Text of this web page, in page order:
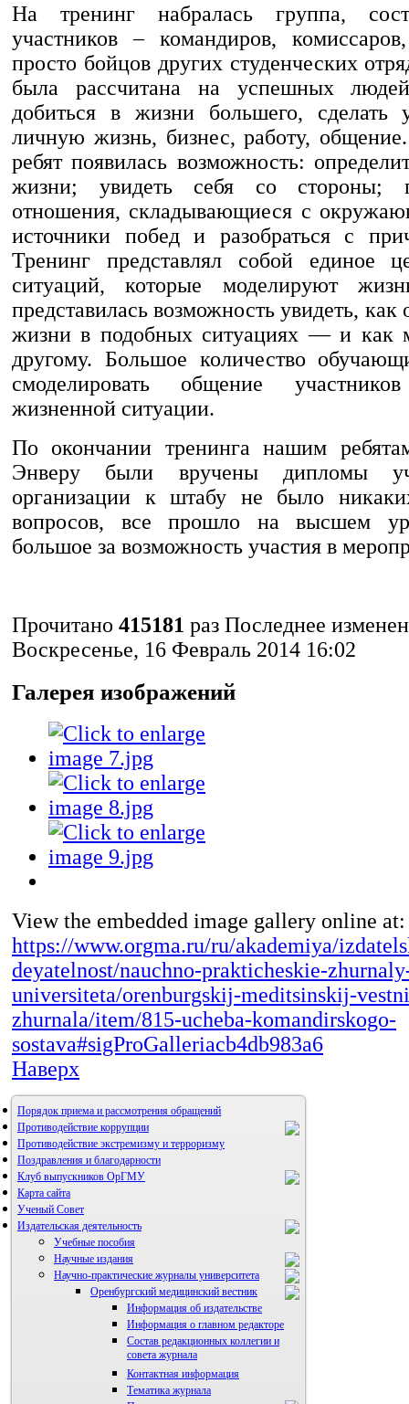
На тренинг набралась группа,
участников – командиров,
просто бойцов других студенческих
была рассчитана на успешных
добиться в жизни большего, сделать
личную жизнь, бизнес, работу,
ребят появилась возможность:
жизни; увидеть себя со стороны;
отношения, складывающиеся с
источники побед и разобраться с
Тренинг представлял собой единое
ситуаций, которые моделируют
представилась возможность увидеть, как
жизни в подобных ситуациях — и как
другому. Большое количество
смоделировать общение
жизненной ситуации.
По окончании тренинга нашим
Энверу были вручены дипломы
организации к штабу не было
вопросов, все прошло на высшем
большое за возможность участия в
Прочитано 415181 раз Последнее
Воскресенье, 16 Февраль 2014 16:02
Галерея изображений
View the embedded image gallery online at:
https://www.orgma.ru/ru/akademiya/
deyatelnost/nauchno-prakticheskie-
universiteta/orenburgskij-meditsinskij-
zhurnala/item/815-ucheba-komandirskogo-
sostava#sigProGalleriacb4db983a6
Наверх
Порядок приема и рассмотрения обращений
Противодействие коррупции
Противодействие экстремизму и терроризму
Поздравления и благодарности
Клуб выпускников ОрГМУ
Карта сайта
Ученый Совет
Издательская деятельность
Учебные пособия
Научные издания
Научно-практические журналы университета
Оренбургский медицинский вестник
Информация об издательстве
Информация о главном редакторе
Состав редакционных коллегии и
совета журнала
Контактная информация
Тематика журнала